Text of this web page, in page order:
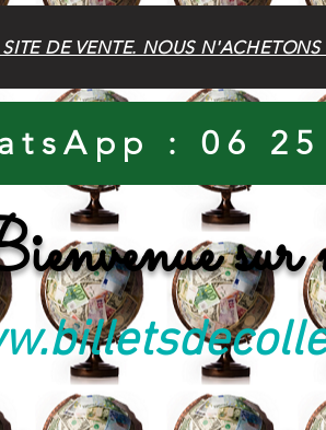
DE VENTE. NOUS
: 06
sur